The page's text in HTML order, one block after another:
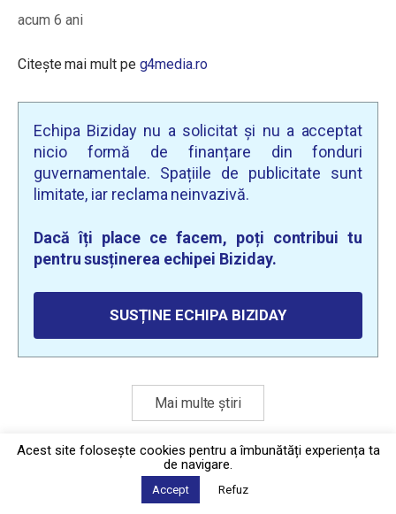
acum 6 ani
Citește mai mult pe g4media.ro
Echipa Biziday nu a solicitat și nu a acceptat
nicio formă de finanțare din fonduri
guvernamentale. Spațiile de publicitate sunt
limitate, iar reclama neinvazivă.
Dacă îți place ce facem, poți contribui tu
pentru susținerea echipei Biziday.
SUSȚINE ECHIPA BIZIDAY
Mai multe știri
Politica de confidențialitate
2026 © Biziday
Acest site foloseşte cookies pentru a îmbunătăți experiența ta
de navigare.
Accept Refuz